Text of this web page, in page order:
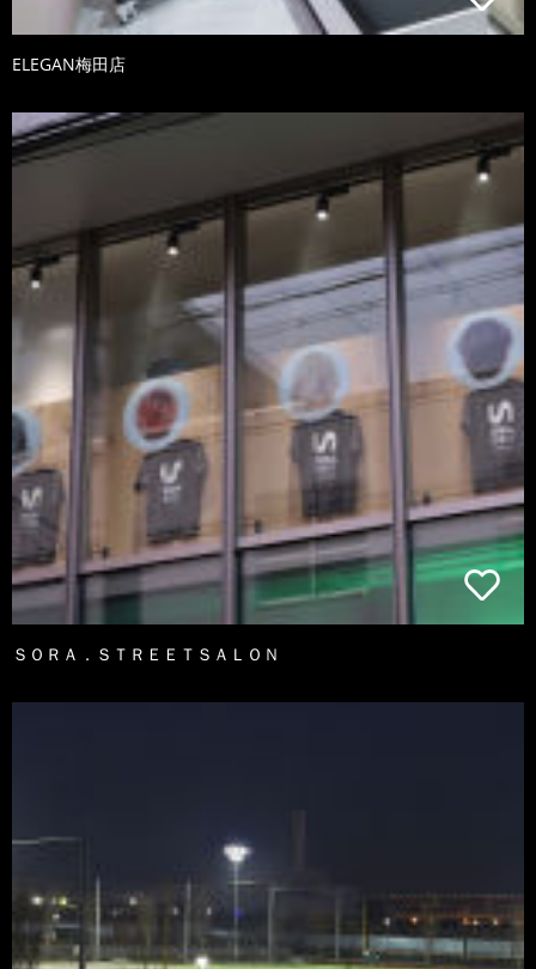
ELEGAN梅田店
ＳＯＲＡ．ＳＴＲＥＥＴＳＡＬＯＮ